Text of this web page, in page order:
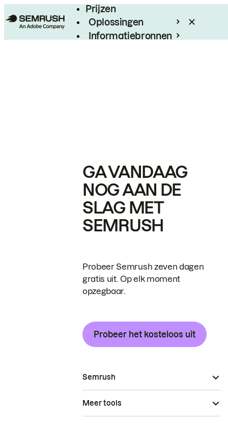
Prijzen
Oplossingen
Informatiebronnen
GA VANDAAG
NOG AAN DE
SLAG MET
SEMRUSH
Probeer Semrush zeven dagen
gratis uit. Op elk moment
opzegbaar.
Probeer het kosteloos uit
Semrush
Meer tools